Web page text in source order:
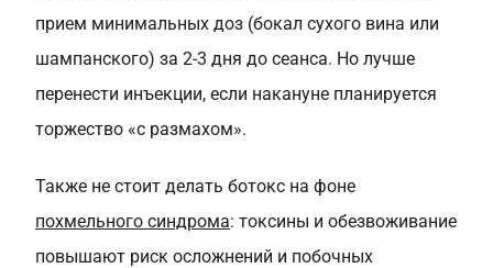
прием минимальных доз (бокал сухого вина или
шампанского) за 2-3 дня до сеанса. Но лучше
перенести инъекции, если накануне планируется
торжество «с размахом».
Также не стоит делать ботокс на фоне
похмельного синдрома: токсины и обезвоживание
повышают риск осложнений и побочных